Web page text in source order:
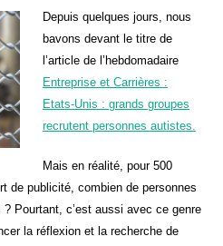
Depuis quelques jours, nous
bavons devant le titre de
l’article de l’hebdomadaire
Entreprise et Carrières :
Etats-Unis : grands groupes
recrutent personnes autistes.
Mais en réalité, pour 500
de publicité, combien de personnes
Pourtant, c’est aussi avec ce genre
la réflexion et la recherche de